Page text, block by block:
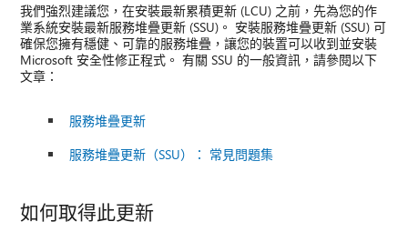
我們強烈建議您，在安裝最新累積更新 (LCU) 之前，先為您的作
業系統安裝最新服務堆疊更新 (SSU)。 安裝服務堆疊更新 (SSU) 可
確保您擁有穩健、可靠的服務堆疊，讓您的裝置可以收到並安裝
Microsoft 安全性修正程式。 有關 SSU 的一般資訊，請參閱以下
文章：
服務堆疊更新
服務堆疊更新（SSU）： 常見問題集
如何取得此更新